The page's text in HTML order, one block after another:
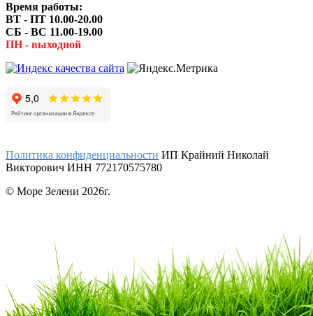
Время работы:
ВТ - ПТ 10.00-20.00
СБ - ВС 11.00-19.00
ПН - выходной
Политика конфиденциальности ИП Крайний Николай
Викторович ИНН 772170575780
© Море Зелени 2026г.